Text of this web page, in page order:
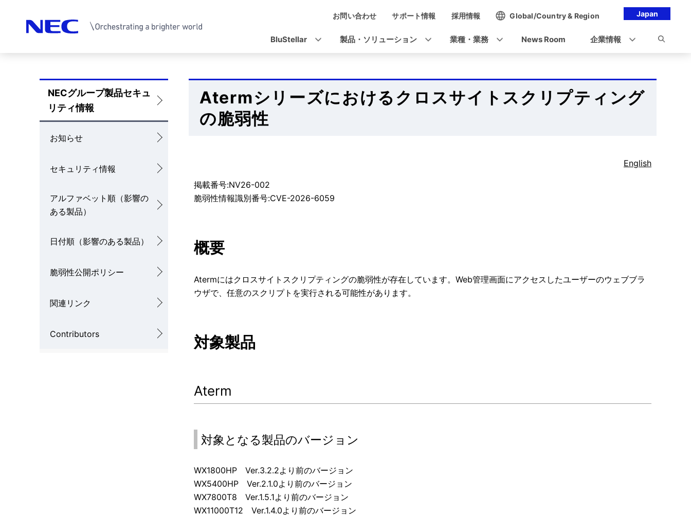
Japan
ゲ
ー
シ
ョ
ン
お問い合わせ サポート情報 採用情報 Global/Country & Region
BluStellar 製品・ソリューション 業種・業務 News Room 企業情報
イ
ロ
ー
カ
ビ
ゲ
ー
ョ
ン
NECグループ製品セキュ
リティ情報
お知らせ
セキュリティ情報
アルファベット順（影響の
ある製品）
日付順（影響のある製品）
脆弱性公開ポリシー
関連リンク
Contributors
Atermシリーズにおけるクロスサイトスクリプティング
の脆弱性
English
掲載番号:NV26-002
脆弱性情報識別番号:CVE-2026-6059
概要
Atermにはクロスサイトスクリプティングの脆弱性が存在しています。Web管理画面にアクセスしたユーザーのウェブブラ
ウザで、任意のスクリプトを実行される可能性があります。
対象製品
Aterm
対象となる製品のバージョン
WX1800HP Ver.3.2.2より前のバージョン
WX5400HP Ver.2.1.0より前のバージョン
WX7800T8 Ver.1.5.1より前のバージョン
WX11000T12 Ver.1.4.0より前のバージョン